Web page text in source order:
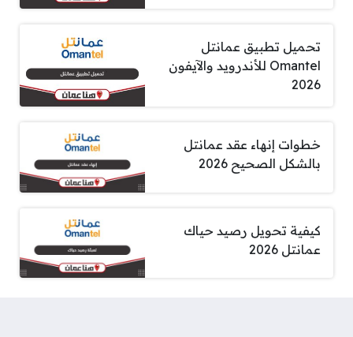
تحميل تطبيق عمانتل
Omantel للأندرويد والآيفون
2026
خطوات إنهاء عقد عمانتل
بالشكل الصحيح 2026
كيفية تحويل رصيد حياك
عمانتل 2026